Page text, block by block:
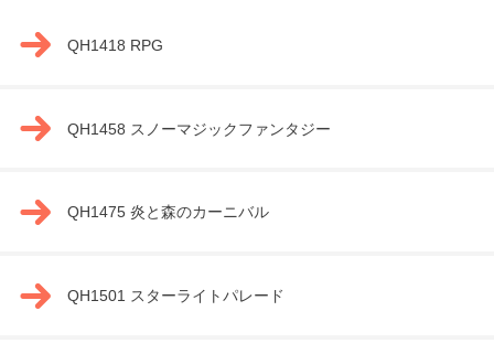
QH1418 RPG
QH1458 スノーマジックファンタジー
QH1475 炎と森のカーニバル
QH1501 スターライトパレード